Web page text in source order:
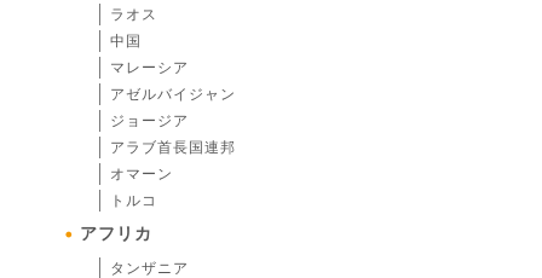
ラオス
中国
マレーシア
アゼルバイジャン
ジョージア
アラブ首長国連邦
オマーン
トルコ
アフリカ
タンザニア